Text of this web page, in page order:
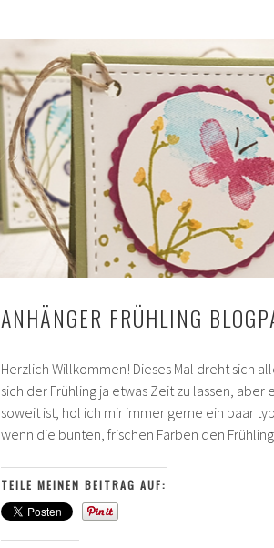
ANHÄNGER FRÜHLING
Herzlich Willkommen! Dieses Mal dreht sich
sich der Frühling ja etwas Zeit zu lassen,
soweit ist, hol ich mir immer gerne ein paar
wenn die bunten, frischen Farben den
TEILE MEINEN BEITRAG AUF: